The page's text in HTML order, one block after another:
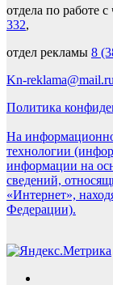
отдела по работе с
332,
отдел рекламы 8
Kn-reklama@mail.ru
Политика
На
технологии
информации на
сведений,
«Интернет»,
Федерации).